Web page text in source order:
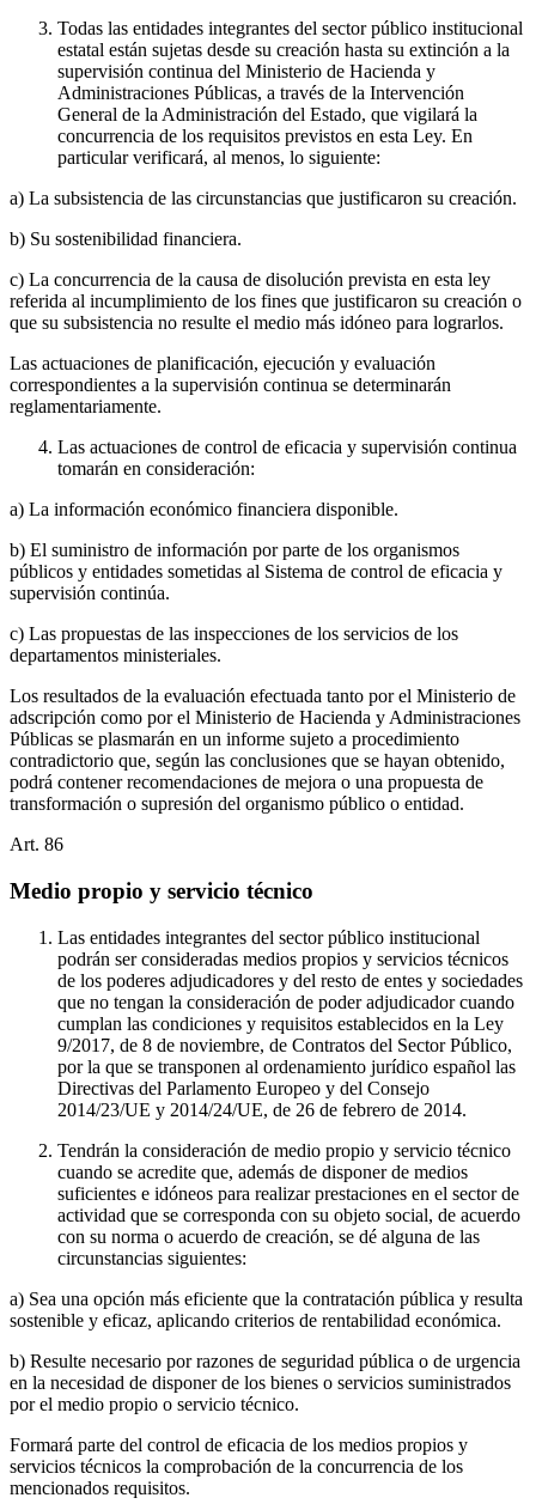
Todas las entidades integrantes del sector público institucional
estatal están sujetas desde su creación hasta su extinción a la
supervisión continua del Ministerio de Hacienda y
Administraciones Públicas, a través de la Intervención
General de la Administración del Estado, que vigilará la
concurrencia de los requisitos previstos en esta Ley. En
particular verificará, al menos, lo siguiente:
a) La subsistencia de las circunstancias que justificaron su creación.
b) Su sostenibilidad financiera.
c) La concurrencia de la causa de disolución prevista en esta ley
referida al incumplimiento de los fines que justificaron su creación o
que su subsistencia no resulte el medio más idóneo para lograrlos.
Las actuaciones de planificación, ejecución y evaluación
correspondientes a la supervisión continua se determinarán
reglamentariamente.
Las actuaciones de control de eficacia y supervisión continua
tomarán en consideración:
a) La información económico financiera disponible.
b) El suministro de información por parte de los organismos
públicos y entidades sometidas al Sistema de control de eficacia y
supervisión continúa.
c) Las propuestas de las inspecciones de los servicios de los
departamentos ministeriales.
Los resultados de la evaluación efectuada tanto por el Ministerio de
adscripción como por el Ministerio de Hacienda y Administraciones
Públicas se plasmarán en un informe sujeto a procedimiento
contradictorio que, según las conclusiones que se hayan obtenido,
podrá contener recomendaciones de mejora o una propuesta de
transformación o supresión del organismo público o entidad.
Art. 86
Medio propio y servicio técnico
Las entidades integrantes del sector público institucional
podrán ser consideradas medios propios y servicios técnicos
de los poderes adjudicadores y del resto de entes y sociedades
que no tengan la consideración de poder adjudicador cuando
cumplan las condiciones y requisitos establecidos en la Ley
9/2017, de 8 de noviembre, de Contratos del Sector Público,
por la que se transponen al ordenamiento jurídico español las
Directivas del Parlamento Europeo y del Consejo
2014/23/UE y 2014/24/UE, de 26 de febrero de 2014.
Tendrán la consideración de medio propio y servicio técnico
cuando se acredite que, además de disponer de medios
suficientes e idóneos para realizar prestaciones en el sector de
actividad que se corresponda con su objeto social, de acuerdo
con su norma o acuerdo de creación, se dé alguna de las
circunstancias siguientes:
a) Sea una opción más eficiente que la contratación pública y resulta
sostenible y eficaz, aplicando criterios de rentabilidad económica.
b) Resulte necesario por razones de seguridad pública o de urgencia
en la necesidad de disponer de los bienes o servicios suministrados
por el medio propio o servicio técnico.
Formará parte del control de eficacia de los medios propios y
servicios técnicos la comprobación de la concurrencia de los
mencionados requisitos.